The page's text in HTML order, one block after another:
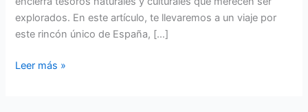
explorados. En este artículo, te llevaremos a un viaje por
este rincón único de España, […]
La
Leer más »